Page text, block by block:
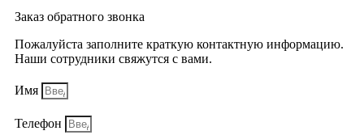
Заказ обратного звонка
Пожалуйста заполните краткую контактную информацию.
Наши сотрудники свяжутся с вами.
Имя
Телефон